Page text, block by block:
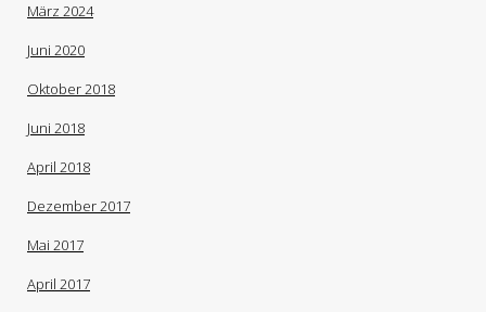
März 2024
Juni 2020
Oktober 2018
Juni 2018
April 2018
Dezember 2017
Mai 2017
April 2017